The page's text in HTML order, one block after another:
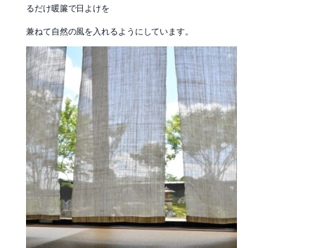
るだけ暖簾で日よけを
兼ねて自然の風を入れるようにしています。